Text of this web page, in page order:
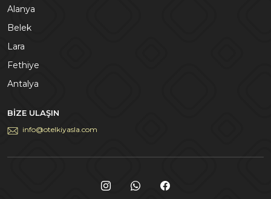
Alanya
Belek
Lara
Fethiye
Antalya
BIZE ULAŞIN
info@otelkiyasla.com